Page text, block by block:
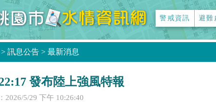
警戒資訊 避難
> 訊息公告 > 最新消息
發布陸上強風特報
2026/5/29 下午 10:26:40